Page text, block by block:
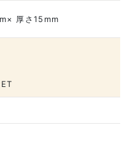
厚さ15mm